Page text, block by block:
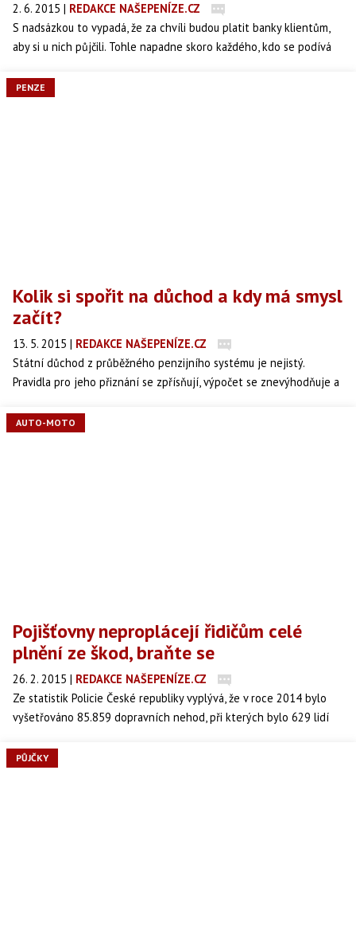
2. 6. 2015 | REDAKCE NAŠEPENÍZE.CZ
S nadsázkou to vypadá, že za chvíli budou platit banky klientům,
aby si u nich půjčili. Tohle napadne skoro každého, kdo se podívá
podle ukazatele Fincentrum Hypoindex klesla v dubnu na 2,11
PENZE
Kolik si spořit na důchod a kdy má smysl
začít?
13. 5. 2015 | REDAKCE NAŠEPENÍZE.CZ
Státní důchod z průběžného penzijního systému je nejistý.
Pravidla pro jeho přiznání se zpřísňují, výpočet se znevýhodňuje a
Kolik si ale musí člověk spořit? A jak moc se vyplatí začít spořit
AUTO-MOTO
Pojišťovny neproplácejí řidičům celé
plnění ze škod, braňte se
26. 2. 2015 | REDAKCE NAŠEPENÍZE.CZ
Ze statistik Policie České republiky vyplývá, že v roce 2014 bylo
vyšetřováno 85.859 dopravních nehod, při kterých bylo 629 lidí
zraněno lehce. Celková hmotná škoda byla policií na místě nehody
PŮJČKY